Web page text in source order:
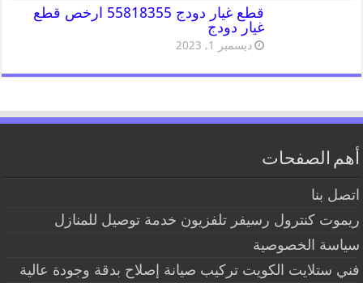
قطع غيار دودج 55818355 ارخص قطع
غيار دودج
ديسمبر 1, 2023
أهم الصفحات
اتصل بنا
ريموت كنترول رسيفر تلفزيون خدمة توصيل للمنازل
سياسة الخصوصية
فني ستلايت الكويت تركيب صيانة إصلاح بدقة وجودة عالية